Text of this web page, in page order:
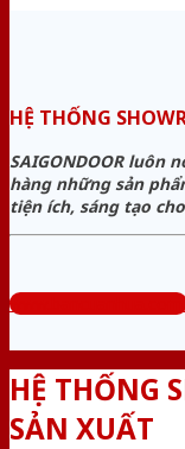
HỆ THỐNG
SAIGONDOOR luôn
hàng những sản
tiện ích, sáng tạo
www.bancuanhua.com
HỆ THỐNG
SẢN XUẤT